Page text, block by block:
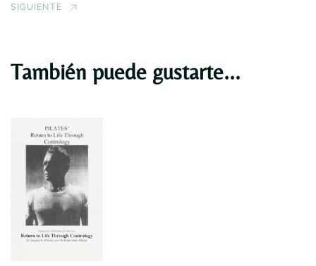
SIGUIENTE
También puede gustarte...